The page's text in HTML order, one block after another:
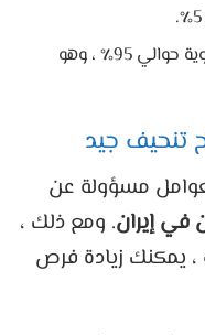
وتبلغ نسبة نجاح جراحة المجازة المعوية حوالي 95٪ ، وهو
تنحيف جيد
مسؤولة عن
في إيران. ومع ذلك ،
، يمكنك زيادة فرص